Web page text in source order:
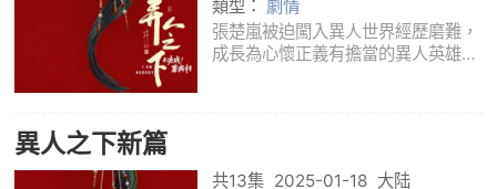
類型： 劇情
張楚嵐被迫闖入異人世界經歷磨難，
成長為心懷正義有擔當的異人英雄，
異人之下新篇
共13集 2025-01-18 大陆